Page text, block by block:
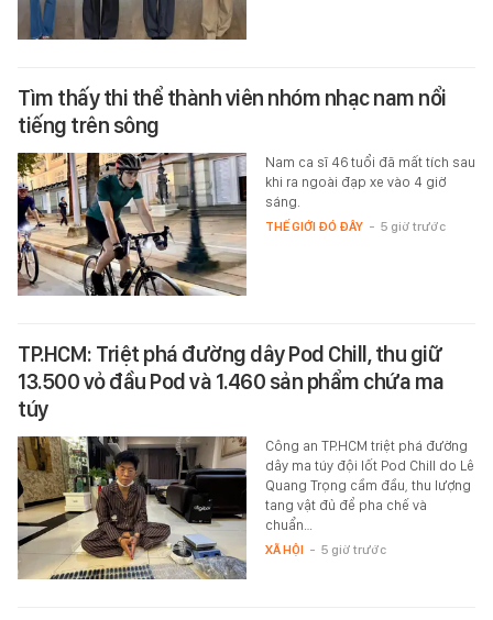
Tìm thấy thi thể thành viên nhóm nhạc nam nổi
tiếng trên sông
Nam ca sĩ 46 tuổi đã mất tích sau
khi ra ngoài đạp xe vào 4 giờ
sáng.
THẾ GIỚI ĐÓ ĐÂY - 5 giờ trước
TP.HCM: Triệt phá đường dây Pod Chill, thu giữ
13.500 vỏ đầu Pod và 1.460 sản phẩm chứa ma
túy
Công an TP.HCM triệt phá đường
dây ma túy đội lốt Pod Chill do Lê
Quang Trọng cầm đầu, thu lượng
tang vật đủ để pha chế và
chuẩn…
XÃ HỘI - 5 giờ trước